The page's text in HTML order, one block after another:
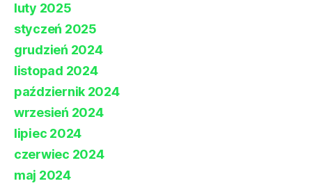
luty 2025
styczeń 2025
grudzień 2024
listopad 2024
październik 2024
wrzesień 2024
lipiec 2024
czerwiec 2024
maj 2024